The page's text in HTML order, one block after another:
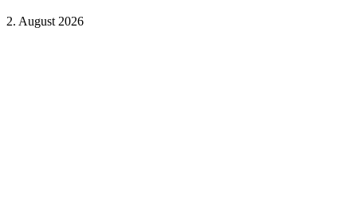
2. August 2026